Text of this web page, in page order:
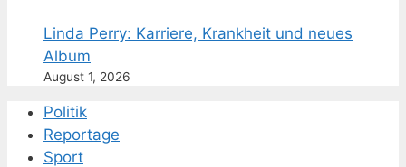
Linda Perry: Karriere, Krankheit und neues
Album
August 1, 2026
Politik
Reportage
Sport